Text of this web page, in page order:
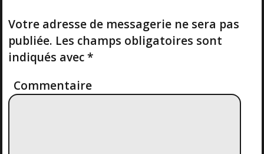
A
T
S
T
Votre adresse de messagerie ne sera pas
publiée. Les champs obligatoires sont
indiqués avec*
Commentaire